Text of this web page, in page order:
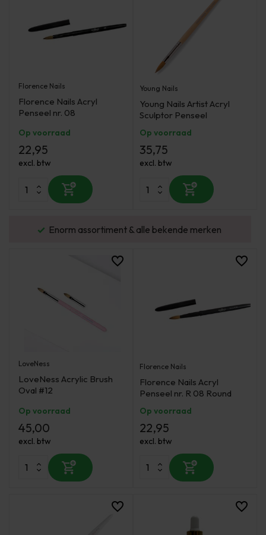
Florence Nails
Florence Nails Acryl
Penseel nr. 08
Op voorraad
22,95
excl. btw
Young Nails
Young Nails Artist Acryl
Sculptor Penseel
Op voorraad
35,75
excl. btw
Enorm assortiment & alle bekende merken
LoveNess
LoveNess Acrylic Brush
Oval #12
Op voorraad
45,00
excl. btw
Florence Nails
Florence Nails Acryl
Penseel nr. R 08 Round
Op voorraad
22,95
excl. btw